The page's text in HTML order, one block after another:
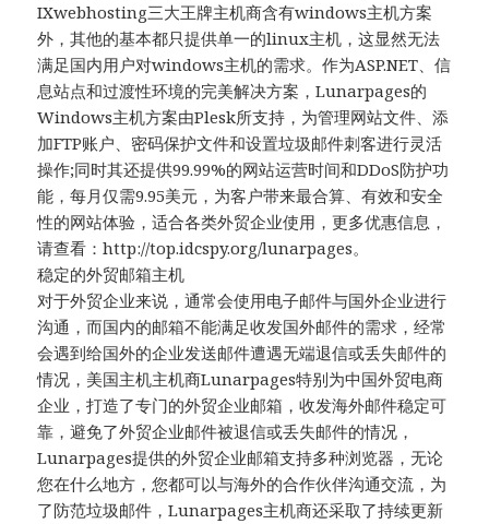
IXwebhosting三大王牌主机商含有windows主机方案
外，其他的基本都只提供单一的linux主机，这显然无法
满足国内用户对windows主机的需求。作为ASP.NET、信
息站点和过渡性环境的完美解决方案，Lunarpages的
Windows主机方案由Plesk所支持，为管理网站文件、添
加FTP账户、密码保护文件和设置垃圾邮件刺客进行灵活
操作;同时其还提供99.99%的网站运营时间和DDoS防护功
能，每月仅需9.95美元，为客户带来最合算、有效和安全
性的网站体验，适合各类外贸企业使用，更多优惠信息，
请查看：http://top.idcspy.org/lunarpages。
稳定的外贸邮箱主机
对于外贸企业来说，通常会使用电子邮件与国外企业进行
沟通，而国内的邮箱不能满足收发国外邮件的需求，经常
会遇到给国外的企业发送邮件遭遇无端退信或丢失邮件的
情况，美国主机主机商Lunarpages特别为中国外贸电商
企业，打造了专门的外贸企业邮箱，收发海外邮件稳定可
靠，避免了外贸企业邮件被退信或丢失邮件的情况，
Lunarpages提供的外贸企业邮箱支持多种浏览器，无论
您在什么地方，您都可以与海外的合作伙伴沟通交流，为
了防范垃圾邮件，Lunarpages主机商还采取了持续更新